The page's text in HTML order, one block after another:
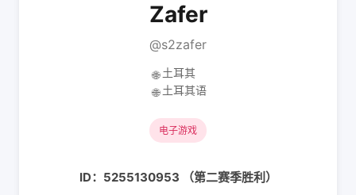
Zafer
@s2zafer
🌐 土耳其
🌐 土耳其语
电子游戏
ID：5255130953 （第二赛季胜利）